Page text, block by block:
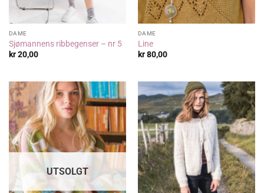
DAME
Sjømannens ribbegenser – nr 5
kr20,00
DAME
Line
kr80,00
UTSOLGT